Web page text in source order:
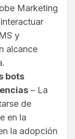
Marketing
y
alcance
bots
– La
de
en la
la adopción